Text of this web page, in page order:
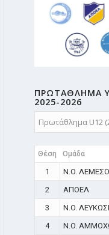
ΠΡΩΤΑΘΛΗMA
2025-2026
Θέση Ομάδα
1 N.O.
2
ΑΠΟΕΛ
3
N.O.
4
N.O.